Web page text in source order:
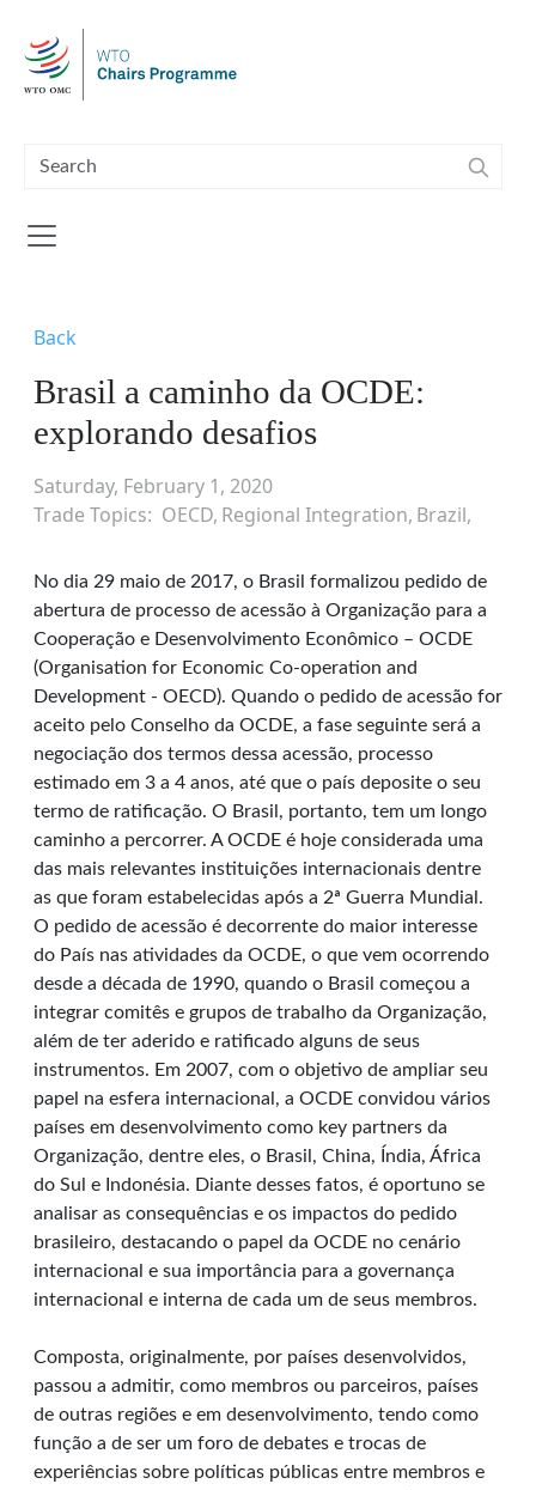
Back
Brasil a caminho da OCDE:
explorando desafios
Saturday, February 1, 2020
Trade Topics
OECD Regional Integration Brazil
No dia 29 maio de 2017, o Brasil formalizou pedido de
abertura de processo de acessão à Organização para a
Cooperação e Desenvolvimento Econômico – OCDE
(Organisation for Economic Co-operation and
Development - OECD). Quando o pedido de acessão for
aceito pelo Conselho da OCDE, a fase seguinte será a
negociação dos termos dessa acessão, processo
estimado em 3 a 4 anos, até que o país deposite o seu
termo de ratificação. O Brasil, portanto, tem um longo
caminho a percorrer. A OCDE é hoje considerada uma
das mais relevantes instituições internacionais dentre
as que foram estabelecidas após a 2ª Guerra Mundial.
O pedido de acessão é decorrente do maior interesse
do País nas atividades da OCDE, o que vem ocorrendo
desde a década de 1990, quando o Brasil começou a
integrar comitês e grupos de trabalho da Organização,
além de ter aderido e ratificado alguns de seus
instrumentos. Em 2007, com o objetivo de ampliar seu
papel na esfera internacional, a OCDE convidou vários
países em desenvolvimento como key partners da
Organização, dentre eles, o Brasil, China, Índia, África
do Sul e Indonésia. Diante desses fatos, é oportuno se
analisar as consequências e os impactos do pedido
brasileiro, destacando o papel da OCDE no cenário
internacional e sua importância para a governança
internacional e interna de cada um de seus membros.
Composta, originalmente, por países desenvolvidos,
passou a admitir, como membros ou parceiros, países
de outras regiões e em desenvolvimento, tendo como
função a de ser um foro de debates e trocas de
experiências sobre políticas públicas entre membros e